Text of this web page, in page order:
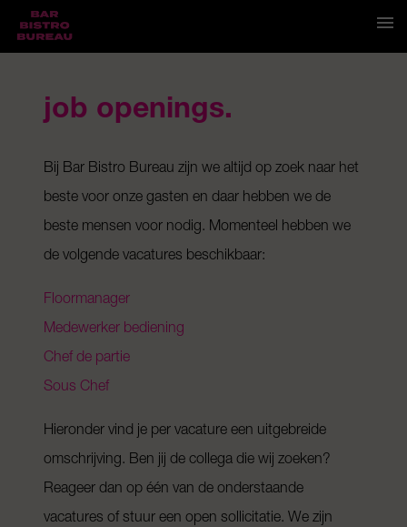
job openings.
Bij Bar Bistro Bureau zijn we altijd op zoek naar het
beste voor onze gasten en daar hebben we de
beste mensen voor nodig. Momenteel hebben we
de volgende vacatures beschikbaar:
Floormanager
Medewerker bediening
Chef de partie
Sous Chef
Hieronder vind je per vacature een uitgebreide
omschrijving. Ben jij de collega die wij zoeken?
Reageer dan op één van de onderstaande
vacatures of stuur een open sollicitatie. We zijn